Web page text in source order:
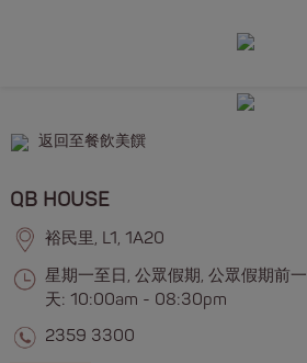
返回至餐飲美饌
QB HOUSE
裕民里, L1, 1A20
星期一至日, 公眾假期, 公眾假期前一
天: 10:00am - 08:30pm
2359 3300